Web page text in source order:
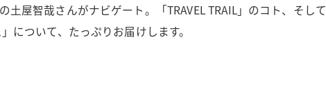
屋智哉さんがナビゲート。「TRAVEL TRAIL」のコト、そして
について、たっぷりお届けします。